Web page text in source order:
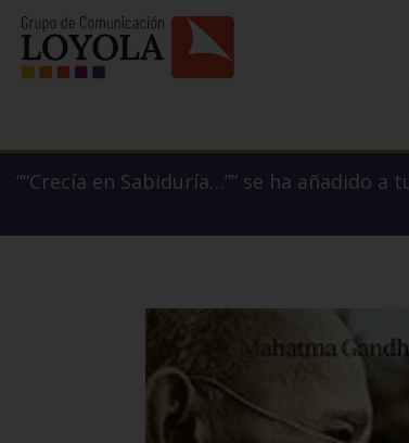
““Crecía en Sabiduría…”” se ha añadido a